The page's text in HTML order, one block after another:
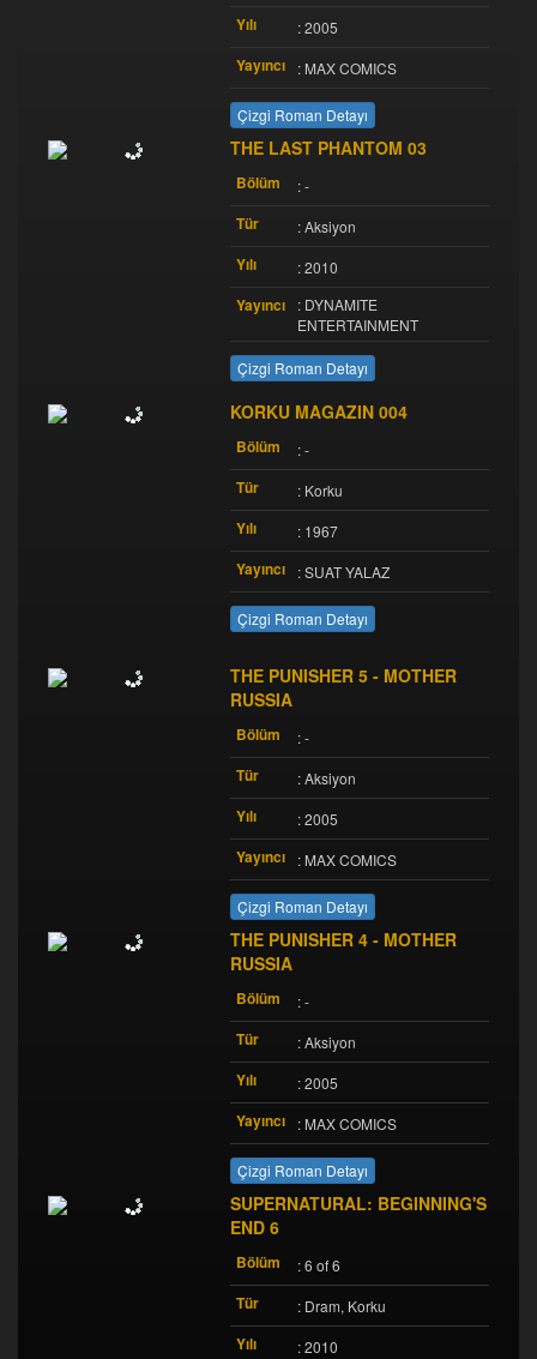
Yılı : 2005
Yayıncı : MAX COMICS
Çizgi Roman Detayı
THE LAST PHANTOM 03
Bölüm : -
Tür : Aksiyon
Yılı : 2010
Yayıncı
: DYNAMITE
ENTERTAINMENT
Çizgi Roman Detayı
KORKU MAGAZIN 004
Bölüm : -
Tür : Korku
Yılı : 1967
Yayıncı : SUAT YALAZ
Çizgi Roman Detayı
THE PUNISHER 5 - MOTHER
RUSSIA
Bölüm : -
Tür : Aksiyon
Yılı : 2005
Yayıncı : MAX COMICS
Çizgi Roman Detayı
THE PUNISHER 4 - MOTHER
RUSSIA
Bölüm : -
Tür : Aksiyon
Yılı : 2005
Yayıncı : MAX COMICS
Çizgi Roman Detayı
SUPERNATURAL: BEGINNING'S
END 6
Bölüm : 6 of 6
Tür : Dram, Korku
Yılı : 2010